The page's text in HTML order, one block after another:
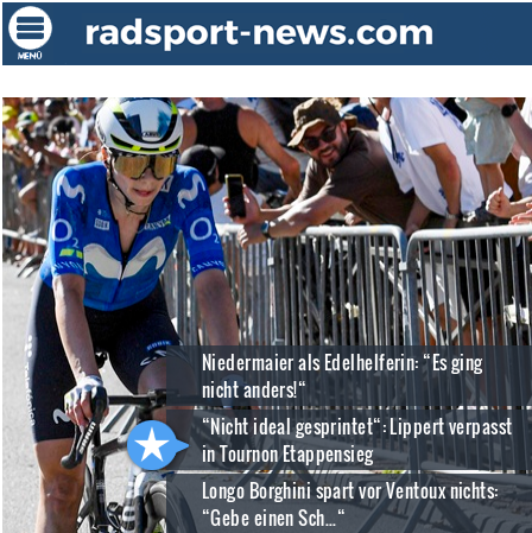
Niedermaier als Edelhelferin: “Es ging
nicht anders!“
“Nicht ideal gesprintet“: Lippert verpasst
in Tournon Etappensieg
Longo Borghini spart vor Ventoux nichts:
“Gebe einen Sch...“